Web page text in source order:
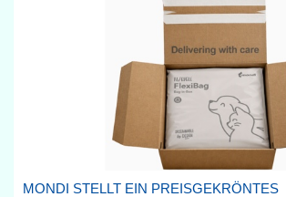
MONDI STELLT EIN PREISGEKRÖNTES